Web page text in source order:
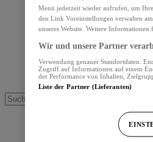
Menü jederzeit wieder aufrufen, um
den Link Voreinstellungen verwalten
unseres Website. Weitere
Wir und unsere Partner
Verwendung genauer Standortdaten.
Zugriff auf Informationen auf einem
der Performance von Inhalten,
Liste der Partner (Lieferanten)